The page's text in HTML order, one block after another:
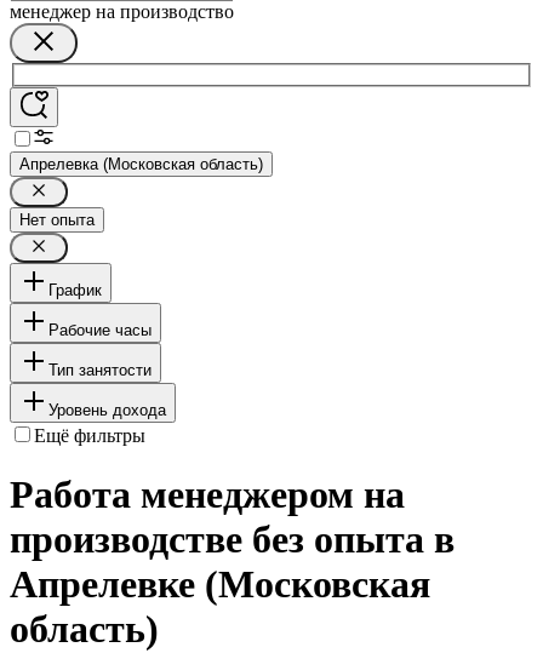
менеджер на производство
Апрелевка (Московская область)
Нет опыта
График
Рабочие часы
Тип занятости
Уровень дохода
Ещё фильтры
Работа менеджером на
производстве без опыта в
Апрелевке (Московская
область)